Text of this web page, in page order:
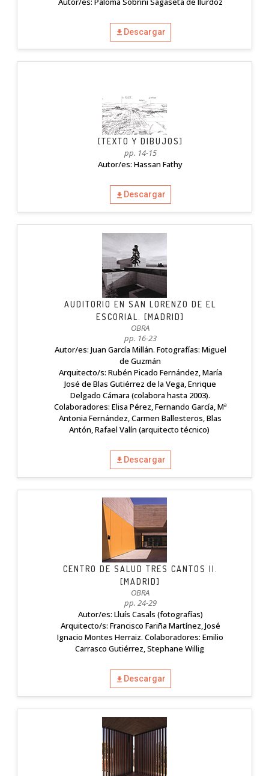
Descargar
[TEXTO Y DIBUJOS]
pp. 14-15
Autor/es: Hassan Fathy
Descargar
AUDITORIO EN SAN LORENZO DE EL
ESCORIAL. [MADRID]
OBRA
pp. 16-23
Autor/es: Juan García Millán. Fotografías: Miguel
de Guzmán
Arquitecto/s: Rubén Picado Fernández, María
José de Blas Gutiérrez de la Vega, Enrique
Delgado Cámara (colabora hasta 2003).
Colaboradores: Elisa Pérez, Fernando García, Mª
Antonia Fernández, Carmen Ballesteros, Blas
Antón, Rafael Valín (arquitecto técnico)
Descargar
CENTRO DE SALUD TRES CANTOS II.
[MADRID]
OBRA
pp. 24-29
Autor/es: Lluís Casals (fotografías)
Arquitecto/s: Francisco Fariña Martínez, José
Ignacio Montes Herraiz. Colaboradores: Emilio
Carrasco Gutiérrez, Stephane Willig
Descargar